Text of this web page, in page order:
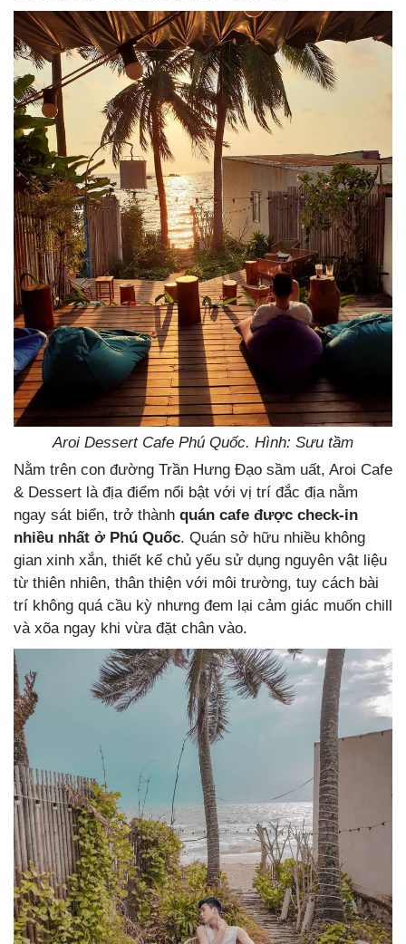
Aroi Dessert Cafe Phú Quốc. Hình: Sưu tầm
Nằm trên con đường Trần Hưng Đạo sầm uất, Aroi Cafe
& Dessert là địa điểm nổi bật với vị trí đắc địa nằm
ngay sát biển, trở thành quán cafe được check-in
nhiều nhất ở Phú Quốc. Quán sở hữu nhiều không
gian xinh xắn, thiết kế chủ yếu sử dụng nguyên vật liệu
từ thiên nhiên, thân thiện với môi trường, tuy cách bài
trí không quá cầu kỳ nhưng đem lại cảm giác muốn chill
và xõa ngay khi vừa đặt chân vào.